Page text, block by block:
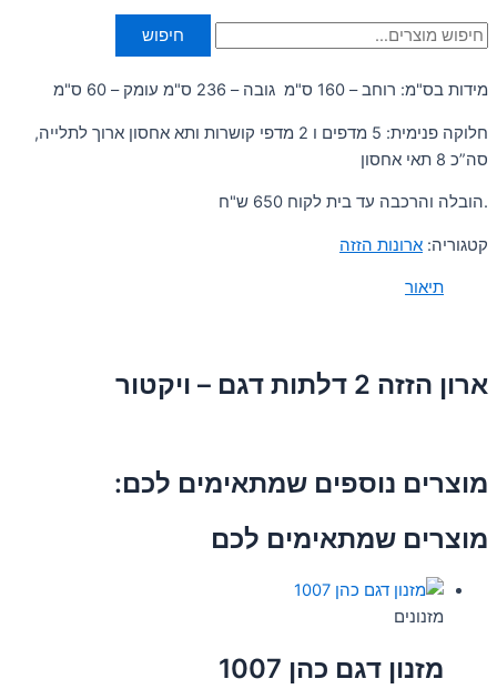
חיפוש
מידות בס"מ: רוחב – 160 ס"מ גובה – 236 ס"מ עומק – 60 ס"מ
חלוקה פנימית: 5 מדפים ו 2 מדפי קושרות ותא אחסון ארוך לתלייה,
סה”כ 8 תאי אחסון
.הובלה והרכבה עד בית לקוח 650 ש"ח
קטגוריה: ארונות הזזה
תיאור
ארון הזזה 2 דלתות דגם – ויקטור
מוצרים נוספים שמתאימים לכם:
מוצרים שמתאימים לכם
מזנונים
מזנון דגם כהן 1007